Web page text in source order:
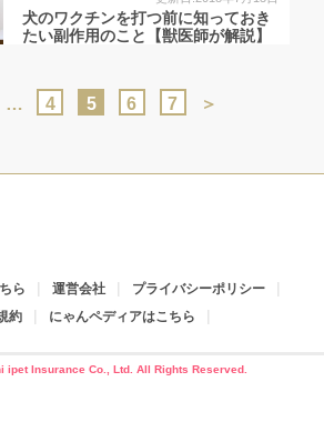
犬のワクチンを打つ前に知っておき
たい副作用のこと【獣医師が解説】
… 4 5 6 7 ＞
ら 運営会社
プライバシーポリシー
約
にゃんペディアはこちら
ipet Insurance Co., Ltd. All Rights Reserved.